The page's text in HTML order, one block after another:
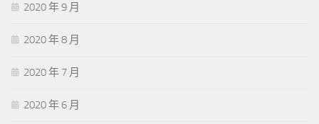
2020 年 9 月
2020 年 8 月
2020 年 7 月
2020 年 6 月